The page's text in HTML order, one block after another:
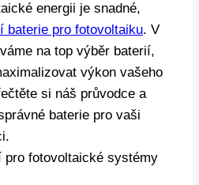
energii je snadné,
baterie pro fotovoltaiku. V
na top výběr baterií,
výkon vašeho
si náš průvodce a
baterie pro vaši